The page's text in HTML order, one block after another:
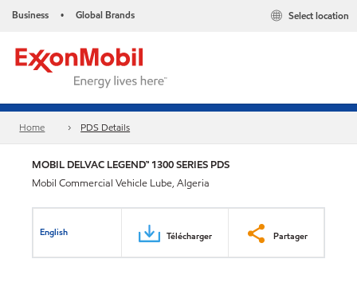
Business • Global Brands Select location
Home PDS Details
MOBIL DELVAC LEGEND™ 1300 SERIES PDS
Mobil Commercial Vehicle Lube, Algeria
English Télécharger Partager